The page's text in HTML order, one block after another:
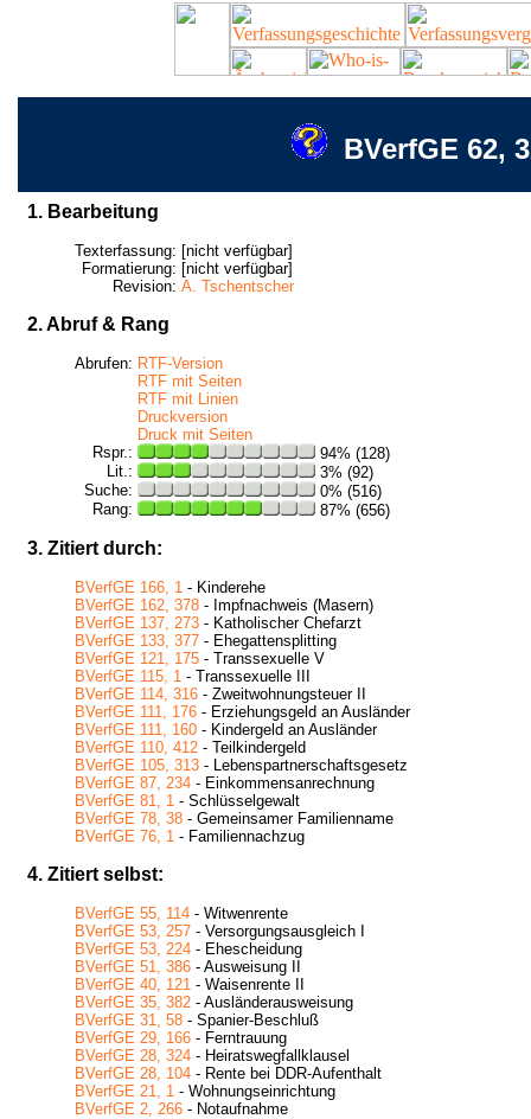
BVerfGE 62,
1. Bearbeitung
Texterfassung: [nicht verfügbar]
Formatierung: [nicht verfügbar]
Revision: A. Tschentscher
2. Abruf & Rang
Abrufen: RTF-Version
RTF mit Seiten
RTF mit Linien
Druckversion
Druck mit Seiten
Rspr.:
94% (128)
Lit.:
3% (92)
Suche:
0% (516)
Rang:
87% (656)
3. Zitiert durch:
BVerfGE 166, 1 - Kinderehe
BVerfGE 162, 378 - Impfnachweis (Masern)
BVerfGE 137, 273 - Katholischer Chefarzt
BVerfGE 133, 377 - Ehegattensplitting
BVerfGE 121, 175 - Transsexuelle V
BVerfGE 115, 1 - Transsexuelle III
BVerfGE 114, 316 - Zweitwohnungsteuer II
BVerfGE 111, 176 - Erziehungsgeld an Ausländer
BVerfGE 111, 160 - Kindergeld an Ausländer
BVerfGE 110, 412 - Teilkindergeld
BVerfGE 105, 313 - Lebenspartnerschaftsgesetz
BVerfGE 87, 234 - Einkommensanrechnung
BVerfGE 81, 1 - Schlüsselgewalt
BVerfGE 78, 38 - Gemeinsamer Familienname
BVerfGE 76, 1 - Familiennachzug
4. Zitiert selbst:
BVerfGE 55, 114 - Witwenrente
BVerfGE 53, 257 - Versorgungsausgleich I
BVerfGE 53, 224 - Ehescheidung
BVerfGE 51, 386 - Ausweisung II
BVerfGE 40, 121 - Waisenrente II
BVerfGE 35, 382 - Ausländerausweisung
BVerfGE 31, 58 - Spanier-Beschluß
BVerfGE 29, 166 - Ferntrauung
BVerfGE 28, 324 - Heiratswegfallklausel
BVerfGE 28, 104 - Rente bei DDR-Aufenthalt
BVerfGE 21, 1 - Wohnungseinrichtung
BVerfGE 2, 266 - Notaufnahme